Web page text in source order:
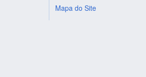
Mapa do Site